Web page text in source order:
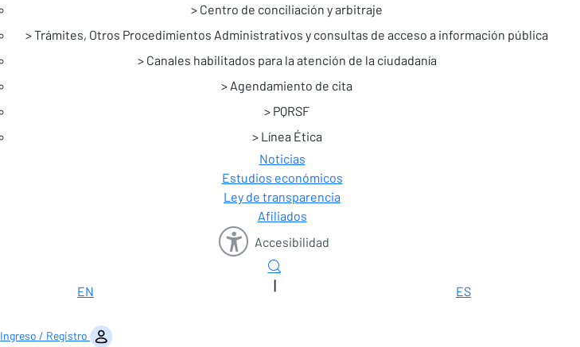
Centro de conciliación y arbitraje
Trámites, Otros Procedimientos Administrativos y consultas de acceso a información pública
Canales habilitados para la atención de la ciudadanía
Agendamiento de cita
PQRSF
Línea Ética
Noticias
Estudios económicos
Ley de transparencia
Afiliados
Accesibilidad
EN |
ES
Ingreso / Registro